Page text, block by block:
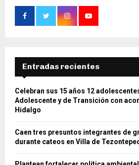
Entradas recientes
Celebran sus 15 años 12
Adolescente y de Transición con
Hidalgo
Caen tres presuntos integrantes de
durante cateos en Villa de